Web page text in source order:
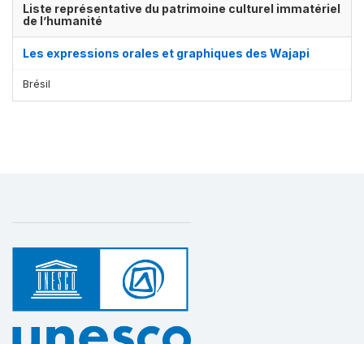
Affichage par et
Liste représentative du patrimoine culturel immatériel
de l’humanité
Les expressions orales et graphiques des Wajapi
Brésil